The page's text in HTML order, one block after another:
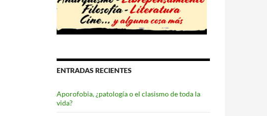
ENTRADAS RECIENTES
Aporofobia, ¿patología o el clasismo de toda la
vida?